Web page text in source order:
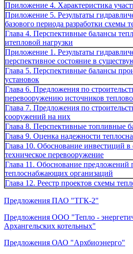
Приложение 4. Характеристика
Приложение 5. Результаты
базового периода разработки схемы
Глава 4. Перспективные балансы
итепловой нагрузки
Приложение 1. Результаты
перспективное состояние в
Глава 5. Перспективные балансы
установок
Глава 6. Предложения по
перевооружению источников
Глава 7. Предложения по
сооружений на них
Глава 8. Перспективные топливные
Глава 9. Оценка надежности
Глава 10. Обоснование инвестиций в
техническое перевооружение
Глава 11. Обоснование
теплоснабжающих организаций
Глава 12. Реестр проектов схемы
Предложения ПАО "ТГК-2"
Предложения ООО "Тепло -
Архангельских котельных"
Предложения ОАО "Архбиоэнерго"